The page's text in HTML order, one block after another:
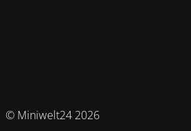
© Miniwelt24 2026